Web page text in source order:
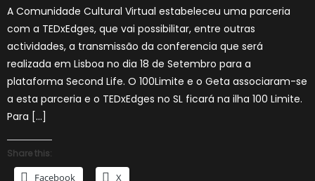
A Comunidade Cultural Virtual estabeleceu uma parceria
com a TEDxEdges, que vai possibilitar, entre outras
actividades, a transmissão da conferencia que será
realizada em Lisboa no dia 18 de Setembro para a
plataforma Second Life. O 100Limite e o Geta associaram-se
a esta parceria e o TEDxEdges no SL ficará na ilha 100 Limite.
Para […]
Share this:
Facebook X